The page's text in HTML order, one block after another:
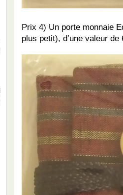
Prix 4) Un porte monnaie
plus petit), d’une valeur de